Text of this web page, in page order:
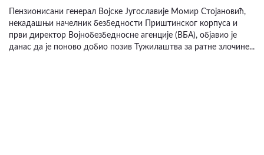
Пензионисани генерал Војске Југославије Момир Стојановић,
некадашњи начелник безбедности Приштинског корпуса и
први директор Војнобезбедносне агенције (ВБА), објавио је
данас да је поново добио позив Тужилаштва за ратне злочине...